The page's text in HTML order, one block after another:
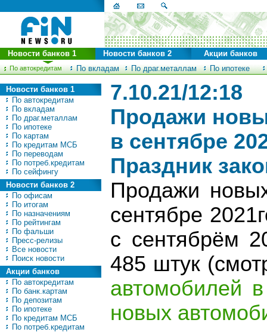
По автокредитам По вкладам По драг.металлам По ипотеке
Новости банков 1 Новости банков 2 Акции банков
Новости банков 1
По автокредитам
По вкладам
По драг.металлам
По ипотеке
По картам
По кредитам МСБ
По переводам
По потреб.кредитам
По сейфингу
Новости банков 2
По офисам
По итогам
По назначениям
По рейтингам
По фальши
Пресс-релизы
Все новости
Поиск новости
Акции банков
По автокредитам
По банк.картам
По депозитам
По ипотеке
По кредитам МСБ
По потреб.кредитам
7.10.21/12:18
Продажи
в сентябре
Праздник
Продажи
сентябре
с сентябрём
485 штук
автомобилей
новых